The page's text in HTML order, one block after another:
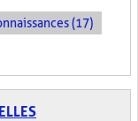
(17)